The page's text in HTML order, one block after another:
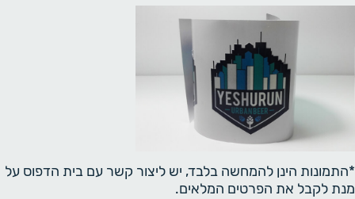
*התמונות הינן להמחשה בלבד, יש ליצור קשר עם בית הדפוס על
מנת לקבל את הפרטים המלאים.